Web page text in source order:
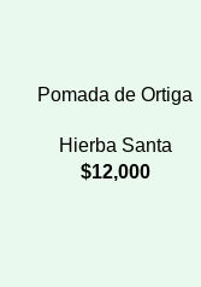
Pomada de Ortiga
Hierba Santa
$12,000